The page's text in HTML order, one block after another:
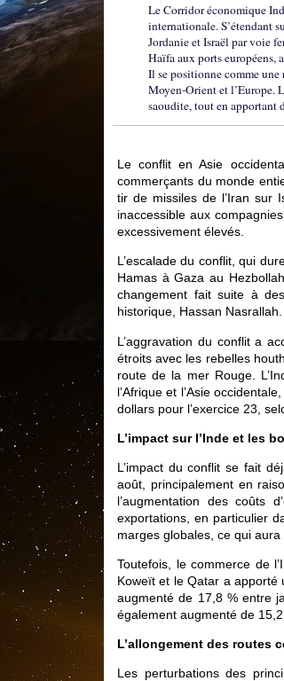
Le Corridor économique
internationale. S’étendant
Jordanie et Israël par voie
Haïfa aux ports européens,
Il se positionne comme
Moyen-Orient et l’Europe.
saoudite, tout en apportant
Le conflit en Asie
commerçants du monde
tir de missiles de l’Iran sur
inaccessible aux
excessivement élevés.
L’escalade du conflit, qui
Hamas à Gaza au
changement fait suite à
historique, Hassan Nasrallah.
L’aggravation du conflit a
étroits avec les rebelles
route de la mer Rouge.
l’Afrique et l’Asie
dollars pour l’exercice 23,
L’impact sur l’Inde et les
L’impact du conflit se fait
août, principalement en
l’augmentation des coûts
exportations, en particulier
marges globales, ce qui
Toutefois, le commerce de
Koweït et le Qatar a apporté
augmenté de 17,8 % entre
également augmenté de
L’allongement des routes
Les perturbations des